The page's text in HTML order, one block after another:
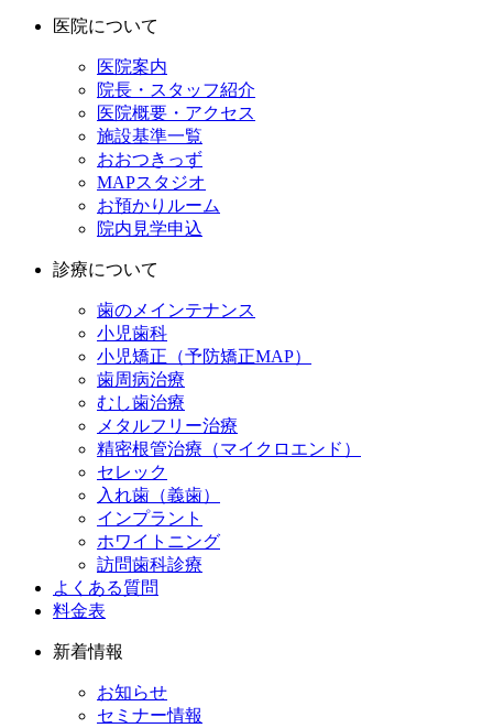
医院について
医院案内
院長・スタッフ紹介
医院概要・アクセス
施設基準一覧
おおつきっず
MAPスタジオ
お預かりルーム
院内見学申込
診療について
歯のメインテナンス
小児歯科
小児矯正（予防矯正MAP）
歯周病治療
むし歯治療
メタルフリー治療
精密根管治療（マイクロエンド）
セレック
入れ歯（義歯）
インプラント
ホワイトニング
訪問歯科診療
よくある質問
料金表
新着情報
お知らせ
セミナー情報